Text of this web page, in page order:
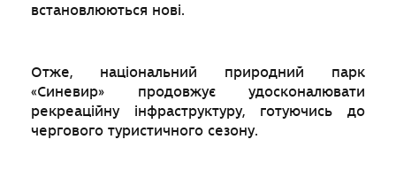
встановлюються нові.
Отже, національний природний парк
«Синевир» продовжує удосконалювати
рекреаційну інфраструктуру, готуючись до
чергового туристичного сезону.